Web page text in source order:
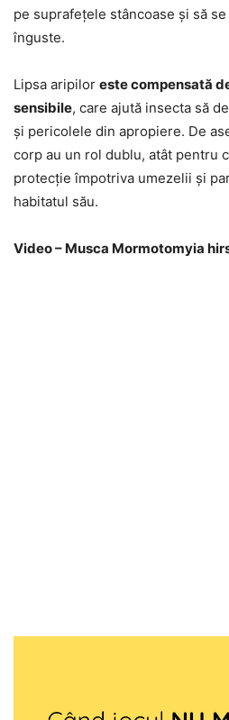
pe suprafețele stâncoase și să
înguste.
Lipsa aripilor este compensată
sensibile, care ajută insecta să
și pericolele din apropiere. De
corp au un rol dublu, atât pentru
protecție împotriva umezelii și
habitatul său.
Video – Musca Mormotomyia